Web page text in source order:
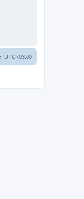
UTC+03:00